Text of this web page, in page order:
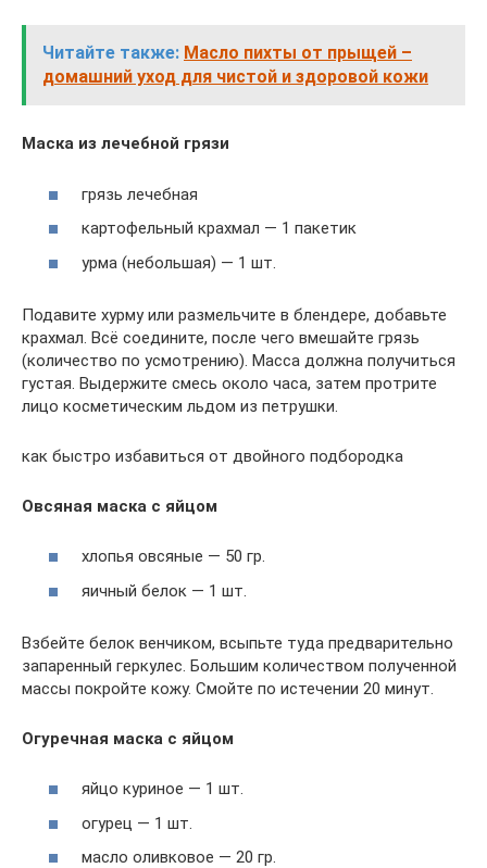
Читайте также: Масло пихты от прыщей –
домашний уход для чистой и здоровой кожи
Маска из лечебной грязи
грязь лечебная
картофельный крахмал — 1 пакетик
урма (небольшая) — 1 шт.
Подавите хурму или размельчите в блендере, добавьте
крахмал. Всё соедините, после чего вмешайте грязь
(количество по усмотрению). Масса должна получиться
густая. Выдержите смесь около часа, затем протрите
лицо косметическим льдом из петрушки.
как быстро избавиться от двойного подбородка
Овсяная маска с яйцом
хлопья овсяные — 50 гр.
яичный белок — 1 шт.
Взбейте белок венчиком, всыпьте туда предварительно
запаренный геркулес. Большим количеством полученной
массы покройте кожу. Смойте по истечении 20 минут.
Огуречная маска с яйцом
яйцо куриное — 1 шт.
огурец — 1 шт.
масло оливковое — 20 гр.